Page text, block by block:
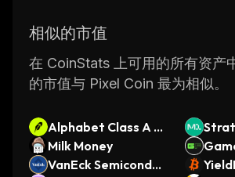
相似的市值
在 CoinStats 上可用的所有资产
的市值与 Pixel Coin 最为相似。
Alphabet Class A •
Robinhood Token
USD
Milk Money
VanEck Semiconduc